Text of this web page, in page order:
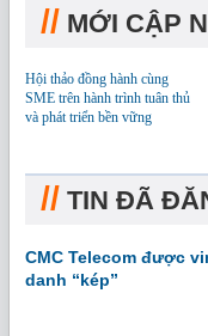
// MỚI CẬP
Hội thảo đồng hành cùng
SME trên hành trình tuân thủ
và phát triển bền vững
// TIN ĐÃ
CMC Telecom được
danh “kép”